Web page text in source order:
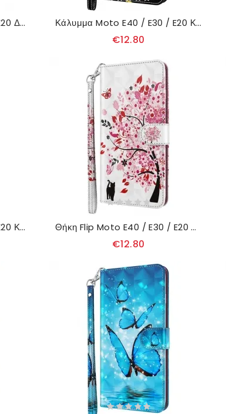
Κάλυμμα Moto E40 / E30 / E20 Δυο Κουκουβάγιες Στο Δέντρο Κάλυμμα Moto E40 / E30 / E20 Κίτρινες Πεταλούδες
€12.80
Κάλυμμα Moto E40 / E30 / E20 Κομψή Δαντέλα Θήκη Flip Moto E40 / E30 / E20 Ροζ Δέντρο Και Μαύρη Γάτα
€12.80